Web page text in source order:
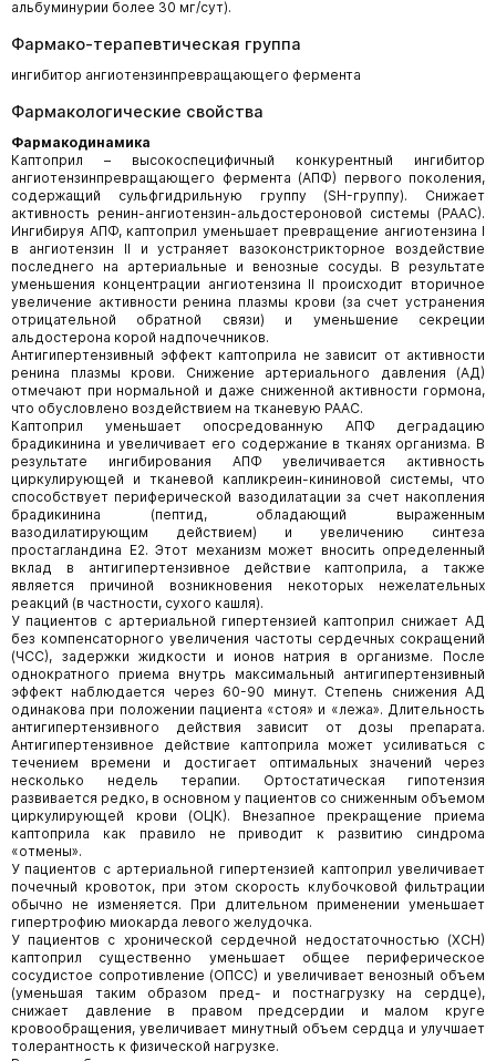
альбуминурии более 30 мг/сут).
Фармако-терапевтическая группа
ингибитор ангиотензинпревращающего фермента
Фармакологические свойства
Фармакодинамика
Каптоприл – высокоспецифичный конкурентный ингибитор
ангиотензинпревращающего фермента (АПФ) первого поколения,
содержащий сульфгидрильную группу (SH-группу). Снижает
активность ренин-ангиотензин-альдостероновой системы (РААС).
Ингибируя АПФ, каптоприл уменьшает превращение ангиотензина I
в ангиотензин II и устраняет вазоконстрикторное воздействие
последнего на артериальные и венозные сосуды. В результате
уменьшения концентрации ангиотензина II происходит вторичное
увеличение активности ренина плазмы крови (за счет устранения
отрицательной обратной связи) и уменьшение секреции
альдостерона корой надпочечников.
Антигипертензивный эффект каптоприла не зависит от активности
ренина плазмы крови. Снижение артериального давления (АД)
отмечают при нормальной и даже сниженной активности гормона,
что обусловлено воздействием на тканевую РААС.
Каптоприл уменьшает опосредованную АПФ деградацию
брадикинина и увеличивает его содержание в тканях организма. В
результате ингибирования АПФ увеличивается активность
циркулирующей и тканевой капликреин-кининовой системы, что
способствует периферической вазодилатации за счет накопления
брадикинина (пептид, обладающий выраженным
вазодилатирующим действием) и увеличению синтеза
простагландина Е2. Этот механизм может вносить определенный
вклад в антигипертензивное действие каптоприла, а также
является причиной возникновения некоторых нежелательных
реакций (в частности, сухого кашля).
У пациентов с артериальной гипертензией каптоприл снижает АД
без компенсаторного увеличения частоты сердечных сокращений
(ЧСС), задержки жидкости и ионов натрия в организме. После
однократного приема внутрь максимальный антигипертензивный
эффект наблюдается через 60-90 минут. Степень снижения АД
одинакова при положении пациента «стоя» и «лежа». Длительность
антигипертензивного действия зависит от дозы препарата.
Антигипертензивное действие каптоприла может усиливаться с
течением времени и достигает оптимальных значений через
несколько недель терапии. Ортостатическая гипотензия
развивается редко, в основном у пациентов со сниженным объемом
циркулирующей крови (ОЦК). Внезапное прекращение приема
каптоприла как правило не приводит к развитию синдрома
«отмены».
У пациентов с артериальной гипертензией каптоприл увеличивает
почечный кровоток, при этом скорость клубочковой фильтрации
обычно не изменяется. При длительном применении уменьшает
гипертрофию миокарда левого желудочка.
У пациентов с хронической сердечной недостаточностью (ХСН)
каптоприл существенно уменьшает общее периферическое
сосудистое сопротивление (ОПСС) и увеличивает венозный объем
(уменьшая таким образом пред- и постнагрузку на сердце),
снижает давление в правом предсердии и малом круге
кровообращения, увеличивает минутный объем сердца и улучшает
толерантность к физической нагрузке.